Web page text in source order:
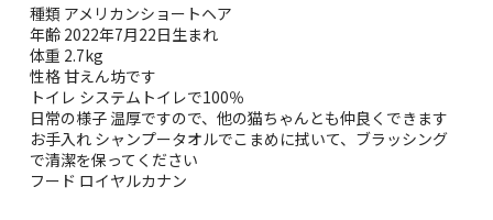
種類 アメリカンショートヘア
年齢 2022年7月22日生まれ
体重 2.7kg
性格 甘えん坊です
トイレ システムトイレで100％
日常の様子 温厚ですので、他の猫ちゃんとも仲良くできます
お手入れ シャンプータオルでこまめに拭いて、ブラッシング
で清潔を保ってください
フード ロイヤルカナン